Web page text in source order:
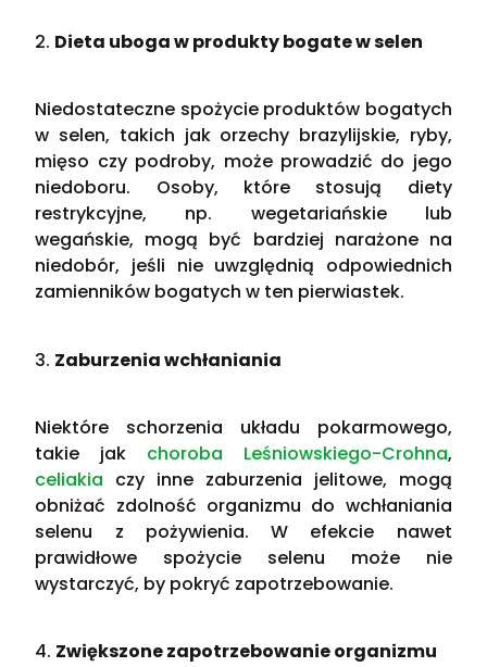
2. Dieta uboga w produkty bogate w selen
Niedostateczne spożycie produktów bogatych
w selen, takich jak orzechy brazylijskie, ryby,
mięso czy podroby, może prowadzić do jego
niedoboru. Osoby, które stosują diety
restrykcyjne, np. wegetariańskie lub
wegańskie, mogą być bardziej narażone na
niedobór, jeśli nie uwzględnią odpowiednich
zamienników bogatych w ten pierwiastek​.
3. Zaburzenia wchłaniania
Niektóre schorzenia układu pokarmowego,
takie jak choroba Leśniowskiego-Crohna,
celiakia czy inne zaburzenia jelitowe, mogą
obniżać zdolność organizmu do wchłaniania
selenu z pożywienia. W efekcie nawet
prawidłowe spożycie selenu może nie
wystarczyć, by pokryć zapotrzebowanie​.
4. Zwiększone zapotrzebowanie organizmu